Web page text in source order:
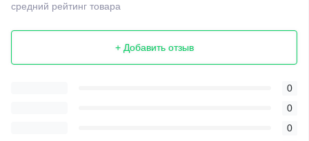
средний рейтинг товара
+ Добавить отзыв
0
0
0